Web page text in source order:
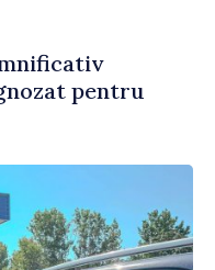
pentru